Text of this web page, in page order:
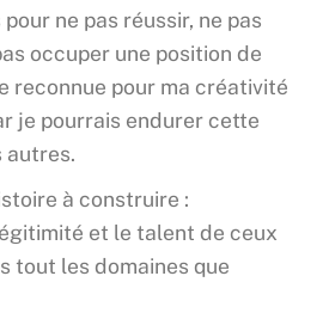
ne pas réussir, ne pas
occuper une position de
reconnue pour ma créativité
je pourrais endurer cette
autres.
à construire :
et le talent de ceux
tout les domaines que